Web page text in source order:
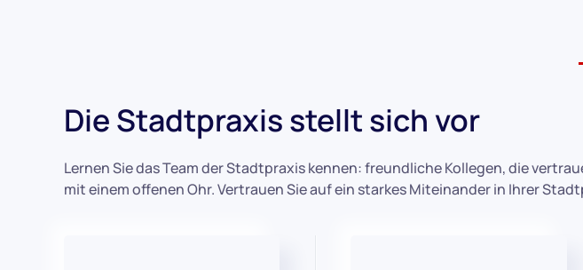
Die Stadtpraxis stellt sich vor
Lernen Sie das Team der Stadtpraxis kennen: freundliche Kollegen, die
mit einem offenen Ohr. Vertrauen Sie auf ein starkes Miteinander in Ihrer